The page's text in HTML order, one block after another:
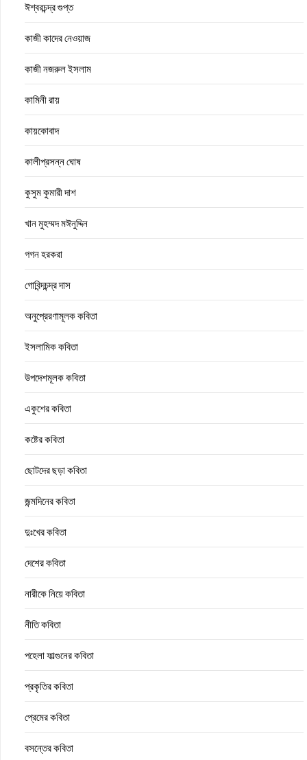
ঈশ্বরচন্দ্র গুপ্ত
কাজী কাদের নেওয়াজ
কাজী নজরুল ইসলাম
কামিনী রায়
কায়কোবাদ
কালীপ্রসন্ন ঘোষ
কুসুম কুমারী দাশ
খান মুহম্মদ মঈনুদ্দিন
গগন হরকরা
গোবিন্দচন্দ্র দাস
অনুপ্রেরণামূলক কবিতা
ইসলামিক কবিতা
উপদেশমূলক কবিতা
একুশের কবিতা
কষ্টের কবিতা
ছোটদের ছড়া কবিতা
জন্মদিনের কবিতা
দুঃখের কবিতা
দেশের কবিতা
নারীকে নিয়ে কবিতা
নীতি কবিতা
পহেলা ফাল্গুনের কবিতা
প্রকৃতির কবিতা
প্রেমের কবিতা
বসন্তের কবিতা